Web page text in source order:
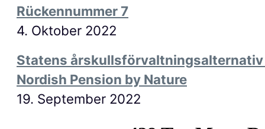
Rückennummer 7
4. Oktober 2022
Statens
Nordish Pension by Nature
19. September 2022